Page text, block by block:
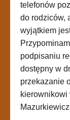
telefonów
do rodziców,
wyjątkiem
podpisaniu
dostępny w
przekazanie
kierownikowi